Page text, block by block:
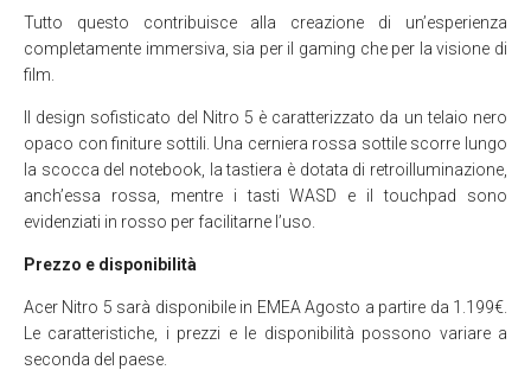
Tutto questo contribuisce alla creazione di un’esperienza
completamente immersiva, sia per il gaming che per la visione di
film.
Il design sofisticato del Nitro 5 è caratterizzato da un telaio nero
opaco con finiture sottili. Una cerniera rossa sottile scorre lungo
la scocca del notebook, la tastiera è dotata di retroilluminazione,
anch’essa rossa, mentre i tasti WASD e il touchpad sono
evidenziati in rosso per facilitarne l’uso.
Prezzo e disponibilità
Acer Nitro 5 sarà disponibile in EMEA Agosto a partire da 1.199€.
Le caratteristiche, i prezzi e le disponibilità possono variare a
seconda del paese.